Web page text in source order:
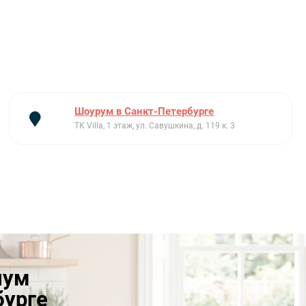
Шоурум в Санкт-Петербурге
ТК Villa, 1 этаж, ул. Савушкина, д. 119 к. 3